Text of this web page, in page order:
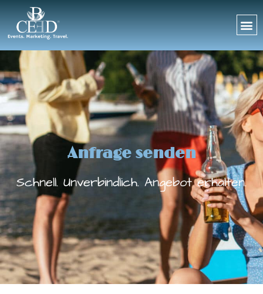
Anfrage senden
Schnell. Unverbindlich. Angebot erhalten.